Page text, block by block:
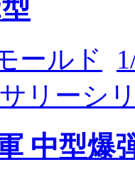
ールド
リーシ
中型爆